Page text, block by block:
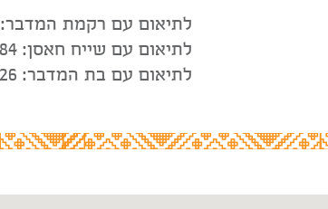
לתיאום עם רקמת המדבר: 0546734621
לתיאום עם שייח חאסן: 0522706584
לתיאום עם בת המדבר: 0504442926